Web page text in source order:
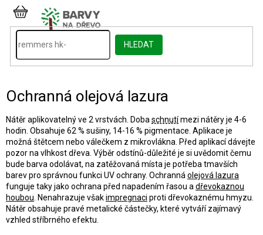
Přejít
obsah
HLEDAT
NÁKUPNÍ
KOŠÍK
Ochranná olejová lazura
Nátěr aplikovatelný ve 2 vrstvách. Dobaschnutímezi nátěry je 4-6
hodin. Obsahuje 62 % sušiny, 14-16 % pigmentace. Aplikace je
možná štětcem nebo válečkem z mikrovlákna. Před aplikací dávejte
pozor na vlhkost dřeva. Výběr odstínů-důležité je si uvědomit čemu
bude barva odolávat, na zatěžovaná místa je potřeba tmavších
barev pro správnou funkci UV ochrany. Ochrannáolejová lazura
funguje taky jako ochrana před napadením řasou adřevokaznou
houbou. Nenahrazuje všakimpregnaci proti dřevokaznému hmyzu.
Nátěr obsahuje pravé metalické částečky, které vytváří zajímavý
vzhled stříbrného efektu.